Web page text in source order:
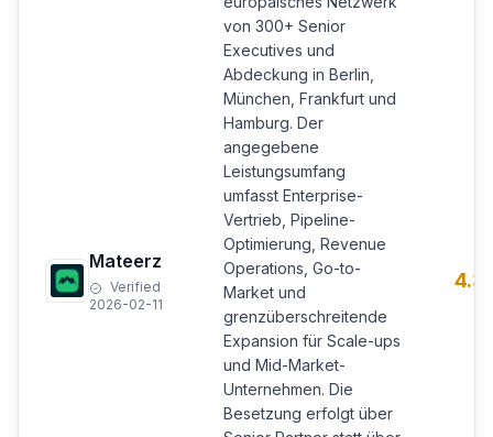
Mateerz
Verified
2026-02-11
von 300+ Senior
Executives und
Abdeckung in Berlin,
München, Frankfurt und
Hamburg. Der
angegebene
Leistungsumfang
umfasst Enterprise-
Vertrieb, Pipeline-
Optimierung, Revenue
Operations, Go-to-
Market und
grenzüberschreitende
Expansion für Scale-ups
und Mid-Market-
Unternehmen. Die
Besetzung erfolgt über
4.3